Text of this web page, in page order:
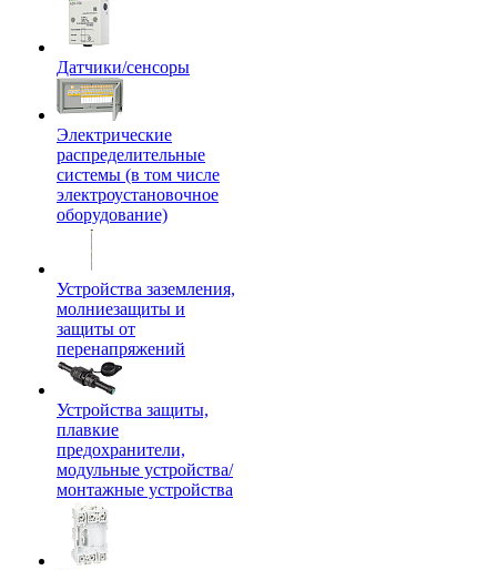
Датчики/сенсоры
Электрические
распределительные
системы (в том числе
электроустановочное
оборудование)
Устройства заземления,
молниезащиты и
защиты от
перенапряжений
Устройства защиты,
плавкие
предохранители,
модульные устройства/
монтажные устройства